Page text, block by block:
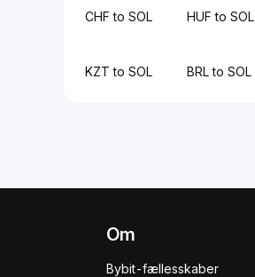
CHF to SOL HUF to SOL
KZT to SOL BRL to SOL
Om
Bybit-fællesskaber